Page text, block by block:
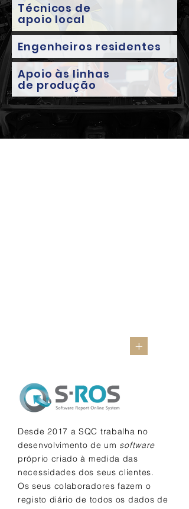
Técnicos de
apoio local
Engenheiros residentes
Apoio às linhas
de produção
Desde 2017 a SQC trabalha no
desenvolvimento de um software
próprio criado à medida das
necessidades dos seus clientes.
Os seus colaboradores fazem o
registo diário de todos os dados de
+